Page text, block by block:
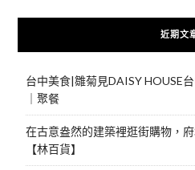
近期文
台中美食|雛菊見DAISY HOUSE
｜聚餐
在古意盎然的建築裡逛街購物，
【林百貨】